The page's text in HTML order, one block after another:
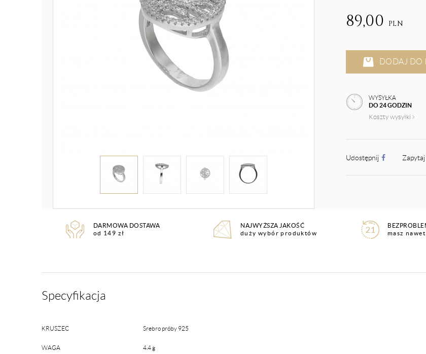
89,00 PLN
DODAJ DO
WYSYŁKA
DO 24 GODZIN
Koszty wysyłki
Udostępnij
DARMOWA DOSTAWA
od 149 zł
NAJWYŻSZA JAKOŚĆ
duży wybór produktów
masz
Specyfikacja
KRUSZEC Srebro próby 925
WAGA 4.4 g